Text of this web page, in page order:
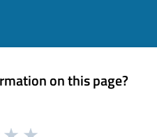
on this page?